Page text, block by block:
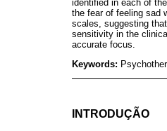
identified in each of
the fear of feeling sad
scales, suggesting
sensitivity in the
accurate focus.
Keywords:
INTRODUÇÃO